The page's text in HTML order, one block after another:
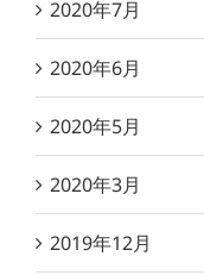
2020年7月
2020年6月
2020年5月
2020年3月
2019年12月